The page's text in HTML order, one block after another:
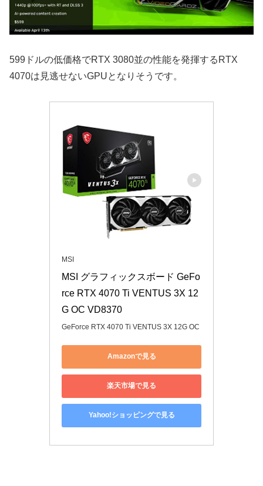
599ドルの低価格でRTX 3080並の性能を発揮するRTX
4070は見逃せないGPUとなりそうです。
MSI
MSI グラフィックスボード GeFo
rce RTX 4070 Ti VENTUS 3X 12
G OC VD8370
GeForce RTX 4070 Ti VENTUS 3X 12G OC
Amazonで見る
楽天市場で見る
Yahoo!ショッピングで見る